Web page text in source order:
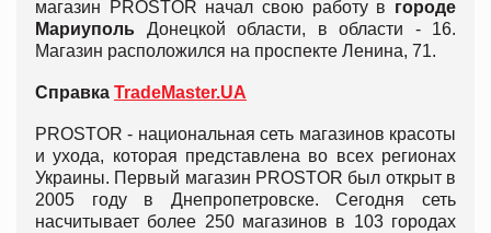
магазин PROSTOR начал свою работу в городе
Мариуполь Донецкой области, в области - 16.
Магазин расположился на проспекте Ленина, 71.
Справка TradeMaster.UA
PROSTOR - национальная сеть магазинов красоты
и ухода, которая представлена во всех регионах
Украины. Первый магазин PROSTOR был открыт в
2005 году в Днепропетровске. Сегодня сеть
насчитывает более 250 магазинов в 103 городах